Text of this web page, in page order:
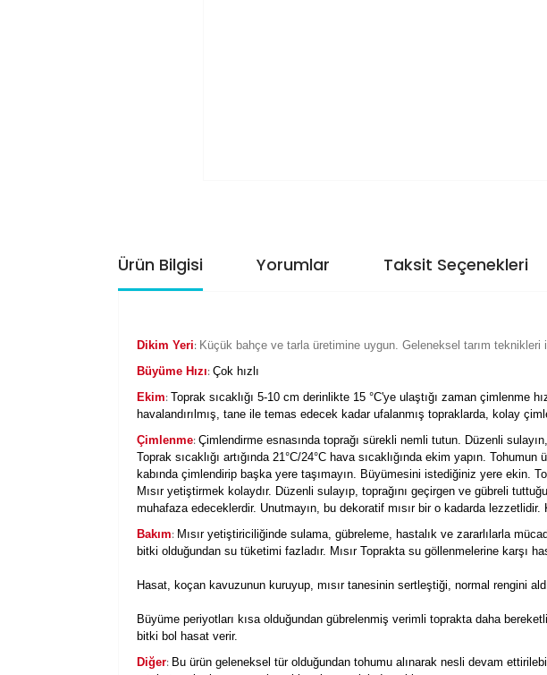
Ürün Bilgisi Yorumlar Taksit Seçenekleri
Dikim Yeri: Küçük bahçe ve tarla üretimine uygun. Geleneksel tarım
Büyüme Hızı: Çok hızlı
Ekim: Toprak sıcaklığı 5-10 cm derinlikte 15 °C'ye ulaştığı zaman çimlenme
havalandırılmış, tane ile temas edecek kadar ufalanmış topraklarda, kolay
Çimlenme: Çimlendirme esnasında toprağı sürekli nemli tutun. Düzenli
Toprak sıcaklığı artığında 21°C/24°C hava sıcaklığında ekim yapın.
kabında çimlendirip başka yere taşımayın. Büyümesini istediğiniz yere ekin.
Mısır yetiştirmek kolaydır. Düzenli sulayıp, toprağını geçirgen ve gübreli
muhafaza edeceklerdir. Unutmayın, bu dekoratif mısır bir o kadarda lezzetlidir.
Bakım: Mısır yetiştiriciliğinde sulama, gübreleme, hastalık ve zararlılarla
bitki olduğundan su tüketimi fazladır. Mısır Toprakta su göllenmelerine karşı
Hasat, koçan kavuzunun kuruyup, mısır tanesinin sertleştiği, normal rengini
Büyüme periyotları kısa olduğundan gübrelenmiş verimli toprakta daha
bitki bol hasat verir.
Diğer: Bu ürün geleneksel tür olduğundan tohumu alınarak nesli devam